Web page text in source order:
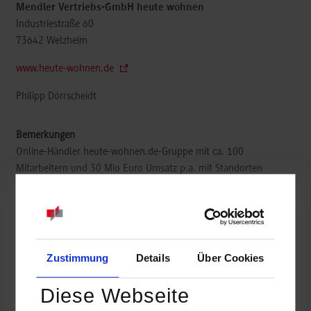
Zustimmung Details Über Cookies
Diese Webseite
Mendler Vertriebs-GmbH heute wohnen
Industriestraße 60
73642 Welzheim
www.heute-wohnen.de
Philipp Dörrscheidt
Online-Händler heute-wohnen.de-Gruppe mit ca. 100
Mitarbeitern und 30 Mio Euro Umsatz p.a. mit Standorten